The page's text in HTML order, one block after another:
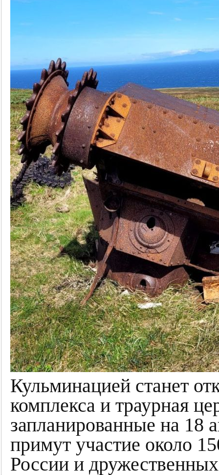
Кульминацией станет
комплекса и траурная
запланированные на 18
примут участие около
России и